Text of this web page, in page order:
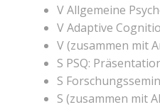
V Allgemeine
V Adaptive
V (zusammen mit
S PSQ:
S
S (zusammen mit